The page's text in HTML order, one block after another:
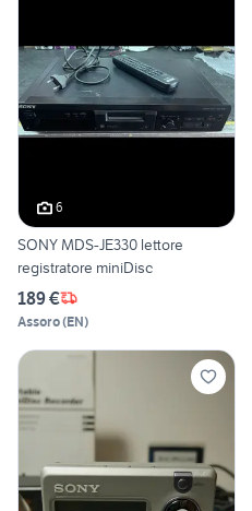
6
SONY MDS-JE330 lettore
registratore miniDisc
189 €
Assoro(EN)